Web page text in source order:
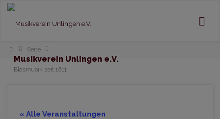
Musikverein Unlingen e.V.
Blasmusik seit 1811
HomeSeite
« Alle Veranstaltungen